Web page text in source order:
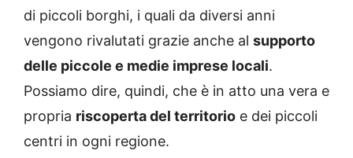
di piccoli borghi, i quali da diversi anni
vengono rivalutati grazie anche al supporto
delle piccole e medie imprese locali.
Possiamo dire, quindi, che è in atto una vera e
propria riscoperta del territorio e dei piccoli
centri in ogni regione.